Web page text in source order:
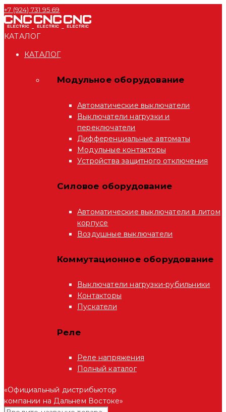
+7 (924) 731 95 69
КАТАЛОГ
КАТАЛОГ
Модульное оборудование
Автоматические выключатели
Выключатели нагрузки и
переключатели
Дифференциальные автоматы
Модульные контакторы
Устройства защитного отключения
Силовое оборудование
Автоматические выключатели в литом
корпусе
Воздушные выключатели
Коммутационное оборудование
Выключатели нагрузки-рубильники
Контакторы
Пускатели
Реле
Реле напряжения
Полный каталог
«Официальный дистрибьютор
компании на Дальнем Востоке»